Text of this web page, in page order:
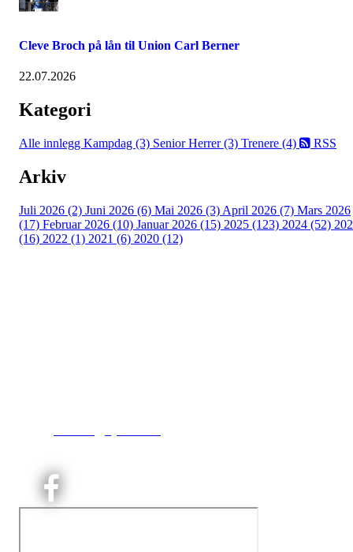
Cleve Broch på lån til Union Carl Berner
22.07.2026
Kategori
Alle innlegg Kampdag (3) Senior Herrer (3) Trenere (4) RSS
Arkiv
Juli 2026 (2) Juni 2026 (6) Mai 2026 (3) April 2026 (7) Mars 2026
(17) Februar 2026 (10) Januar 2026 (15) 2025 (123) 2024 (52)
(16) 2022 (1) 2021 (6) 2020 (12)